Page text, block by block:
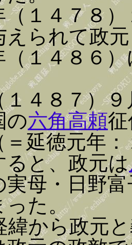
（１４７８
えられて政
（１４８６
４８７）
の六角高頼
延徳元年
ると、政元は
実母・日野
った。
緯から政元